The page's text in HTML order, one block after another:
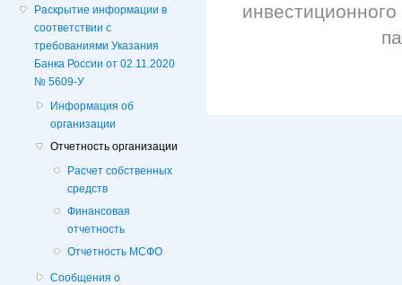
Раскрытие информации в
соответствии с
требованиями Указания
Банка России от 02.11.2020
№ 5609-У
Информация об
организации
Отчетность организации
Расчет собственных
средств
Финансовая
отчетность
Отчетность МСФО
Сообщения о